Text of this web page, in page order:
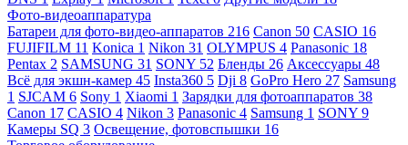
Фото-видеоаппаратура
Батареи для фото-видео-аппаратов 216 Canon 50 CASIO 16
FUJIFILM 11 Konica 1 Nikon 31 OLYMPUS 4 Panasonic 18
Pentax 2 SAMSUNG 31 SONY 52 Бленды 26 Аксессуары 48
Всё для экшн-камер 45 Insta360 5 Dji 8 GoPro Hero 27 Samsung
1 SJCAM 6 Sony 1 Xiaomi 1 Зарядки для фотоаппаратов 38
Canon 17 CASIO 4 Nikon 3 Panasonic 4 Samsung 1 SONY 9
Камеры SQ 3 Освещение, фотовспышки 16